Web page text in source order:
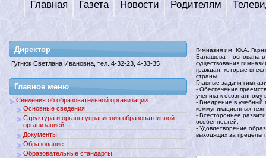
Главная Газета Новости Родителям
Гимназия им. Ю.А.
Балашова – основана в
существования
граждан, которые
страны.
Главные задачи
- Обеспечение
ученика к
- Внедрение в учебный
коммуникационных
- Всестороннее
особенностей.
- Удовлетворение
выходящих за пределы
Директор
Гугнюк Светлана Ивановна, тел. 4-32-23, 4-33-35
Главное меню
Сведения об образовательной организации
Основные сведения
Структура и органы управления образовательной
организацией
Документы
Образование
Образовательные стандарты